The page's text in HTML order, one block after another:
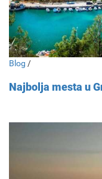
Blog /
Najbolja mesta u